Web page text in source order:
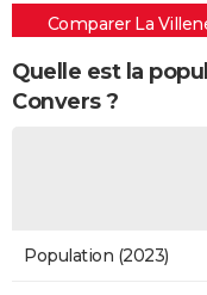
Comparer La
Quelle est la
Convers ?
Population (2023)